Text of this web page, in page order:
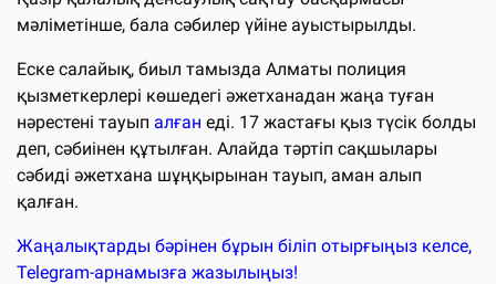
мәліметінше, бала сәбилер үйіне ауыстырылды.
Еске салайық, биыл тамызда Алматы полиция
қызметкерлері көшедегі әжетханадан жаңа туған
нәрестені тауып алған еді. 17 жастағы қыз түсік болды
деп, сәбиінен құтылған. Алайда тәртіп сақшылары
сәбиді әжетхана шұңқырынан тауып, аман алып
қалған.
Жаңалықтарды бәрінен бұрын біліп отырғыңыз келсе,
Telegram-арнамызға жазылыңыз!